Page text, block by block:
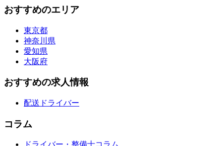
おすすめのエリア
東京都
神奈川県
愛知県
大阪府
おすすめの求人情報
配送ドライバー
コラム